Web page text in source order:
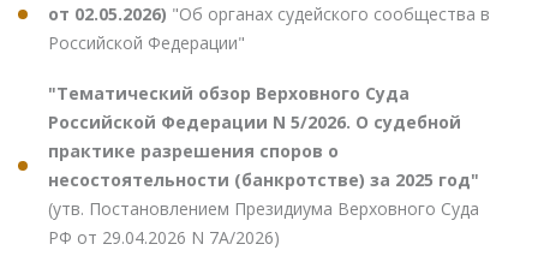
от 02.05.2026) "Об органах судейского сообщества в
Российской Федерации"
"Тематический обзор Верховного Суда
Российской Федерации N 5/2026. О судебной
практике разрешения споров о
несостоятельности (банкротстве) за 2025 год"
(утв. Постановлением Президиума Верховного Суда
РФ от 29.04.2026 N 7А/2026)